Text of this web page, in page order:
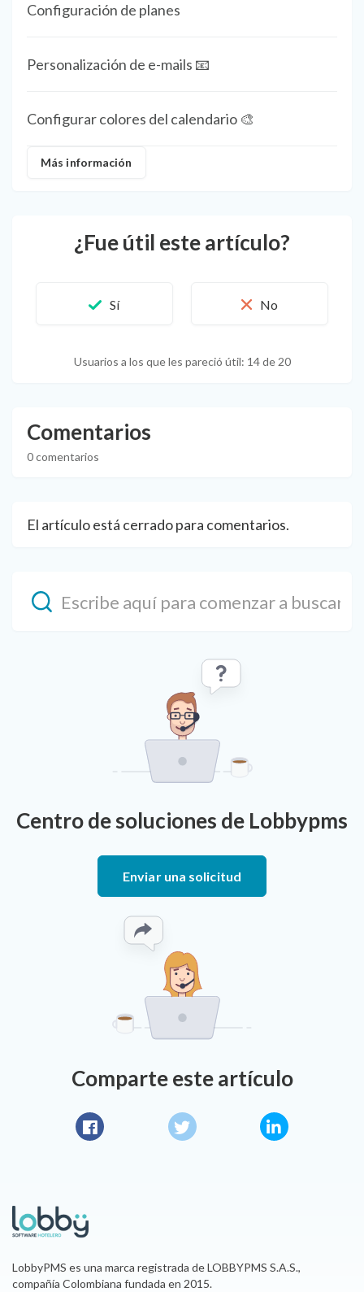
Configuración de planes
Personalización de e-mails 📧
Configurar colores del calendario 🎨
Más información
¿Fue útil este artículo?
Usuarios a los que les pareció útil: 14 de 20
Comentarios
0 comentarios
El artículo está cerrado para comentarios.
Centro de soluciones de Lobbypms
Enviar una solicitud
Comparte este artículo
Twitter LinkedIn
LobbyPMS es una marca registrada de LOBBYPMS S.A.S.,
compañía Colombiana fundada en 2015.